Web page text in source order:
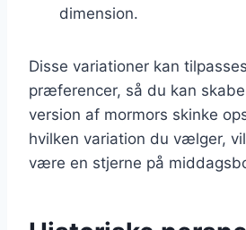
dimension.
Disse variationer kan
præferencer, så du kan
version af mormors skinke
hvilken variation du vælger,
være en stjerne på